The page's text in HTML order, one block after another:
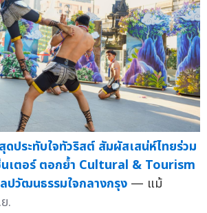
ประทับใจทัวริสต์ สัมผัสเสน่ห์ไทยร่วม
นเตอร์ ตอกย้ำ Cultural & Tourism
ปวัฒนธรรมใจกลางกรุง — แม้
.